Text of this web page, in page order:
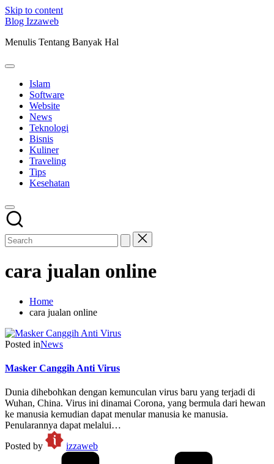
Skip to content
Blog Izzaweb
Menulis Tentang Banyak Hal
Islam
Software
Website
News
Teknologi
Bisnis
Kuliner
Traveling
Tips
Kesehatan
cara jualan online
Home
cara jualan online
Posted inNews
Masker Canggih Anti Virus
Dunia dihebohkan dengan kemunculan virus baru yang terjadi di
Wuhan, China. Virus ini dinamai Corona, yang bermula dari hewan
ke manusia kemudian dapat menular manusia ke manusia.
Penularannya dapat melalui…
Posted by
izzaweb